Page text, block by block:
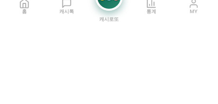
홈 캐시톡
캐시로또
통계 MY